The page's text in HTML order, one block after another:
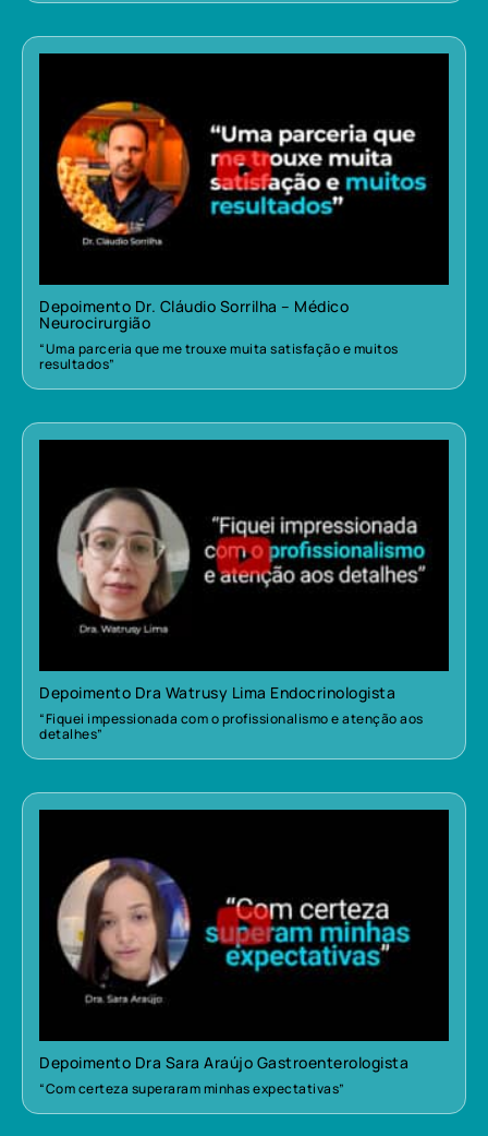
Depoimento Dr. Cláudio Sorrilha – Médico
Neurocirurgião
“Uma parceria que me trouxe muita satisfação e muitos
resultados”
Depoimento Dra Watrusy Lima Endocrinologista
“Fiquei impessionada com o profissionalismo e atenção aos
detalhes”
Depoimento Dra Sara Araújo Gastroenterologista
“Com certeza superaram minhas expectativas”